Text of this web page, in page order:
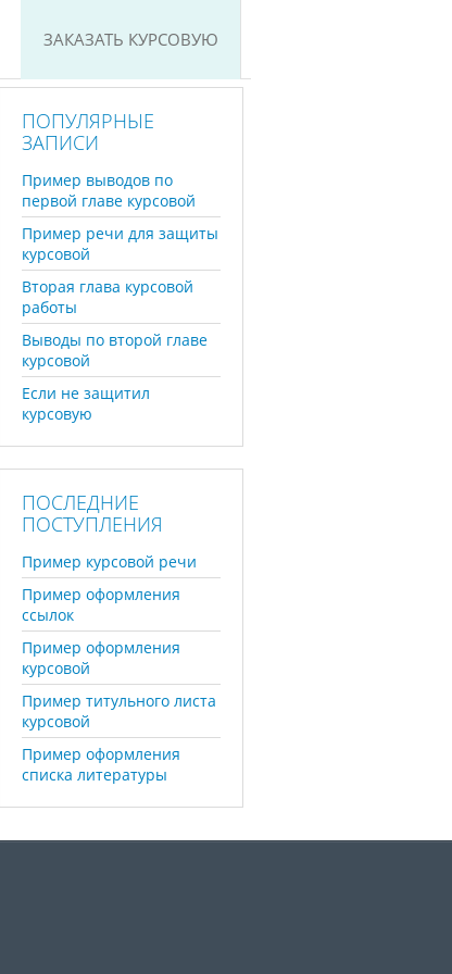
ЗАКАЗАТЬ КУРСОВУЮ
ПОПУЛЯРНЫЕ
ЗАПИСИ
Пример выводов по
первой главе курсовой
Пример речи для защиты
курсовой
Вторая глава курсовой
работы
Выводы по второй главе
курсовой
Если не защитил
курсовую
ПОСЛЕДНИЕ
ПОСТУПЛЕНИЯ
Пример курсовой речи
Пример оформления
ссылок
Пример оформления
курсовой
Пример титульного листа
курсовой
Пример оформления
списка литературы